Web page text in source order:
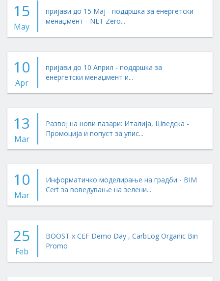
15
May
пријави до 15 Мај - поддршка за енергетски
менаџмент - NET Zero...
10
Apr
пријави до 10 Април - поддршка за
енергетски менаџмент и...
13
Mar
Развој на нови пазари: Италија, Шведска -
Промоција и попуст за упис...
10
Mar
Информатичко моделирање на градби - BIM
Cert за воведување на зелени...
25
Feb
BOOST x CEF Demo Day , CarbLog Organic Bin
Promo